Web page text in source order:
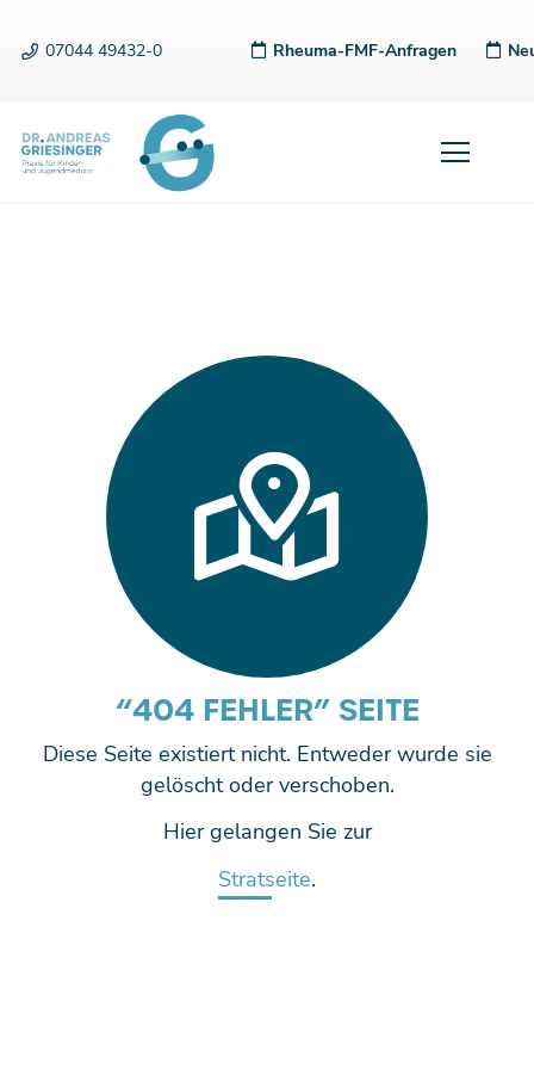
07044 49432-0 Rheuma-FMF-Anfragen
“404 FEHLER” SEITE
Diese Seite existiert nicht. Entweder wurde sie
gelöscht oder verschoben.
Hier gelangen Sie zur
Stratseite.